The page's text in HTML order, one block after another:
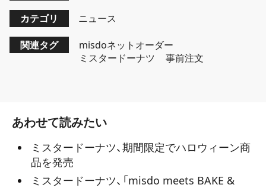
カテゴリ ニュース
関連タグ
misdoネットオーダー
ミスタードーナツ
事前注文
あわせて読みたい
ミスタードーナツ、期間限定でハロウィーン商
品を発売
ミスタードーナツ、「misdo meets BAKE &